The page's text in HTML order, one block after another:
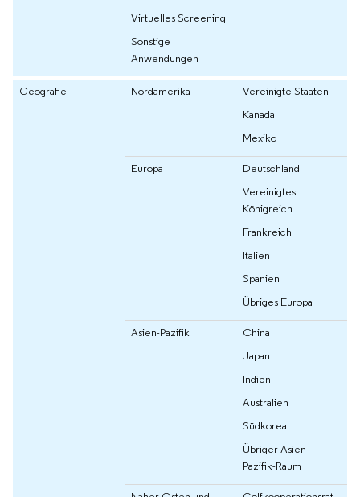
Virtuelles Screening
Sonstige
Anwendungen
Geografie Nordamerika
Vereinigte Staaten
Kanada
Mexiko
Europa
Deutschland
Vereinigtes
Königreich
Frankreich
Italien
Spanien
Übriges Europa
Asien-Pazifik
China
Japan
Indien
Australien
Südkorea
Übriger Asien-
Pazifik-Raum